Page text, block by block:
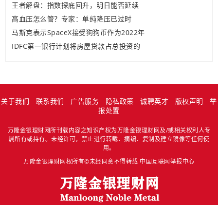
王者解盘：指数探底回升，明日能否延续
高血压怎么管？专家：单纯降压已过时
马斯克表示SpaceX接受狗狗币作为2022年
IDFC第一银行计划将房屋贷款占总投资的
关于我们 联系我们 广告服务 隐私政策 诚聘英才 版权声明
举
报处置
万隆金银理财网所刊载内容之知识产权为万隆金银理财网及/或相关权利人专
属所有或持有。未经许可，禁止进行转载、摘编、复制及建立镜像等任何使
用。
万隆金银理财网权所有©未经同意不得转载 中国互联网举报中心